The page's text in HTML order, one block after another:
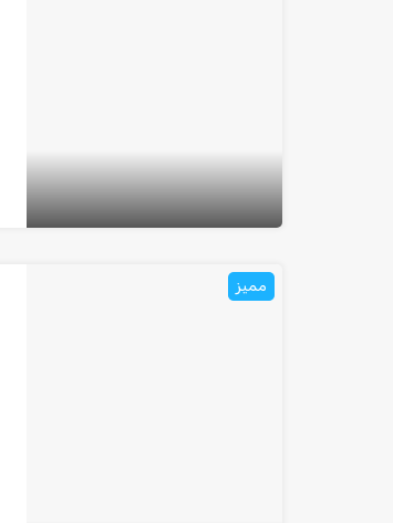
مميز